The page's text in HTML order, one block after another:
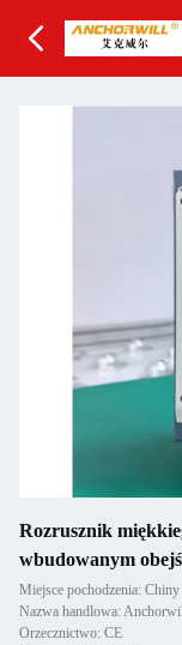
Rozrusznik
wbudowanym
Miejsce pochodzenia: Chiny
Nazwa handlowa:
Orzecznictwo: CE